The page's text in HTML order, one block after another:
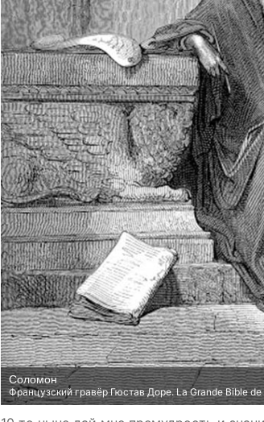
Соломон
Французский гравёр Гюстав Доре. La Grande Bible de